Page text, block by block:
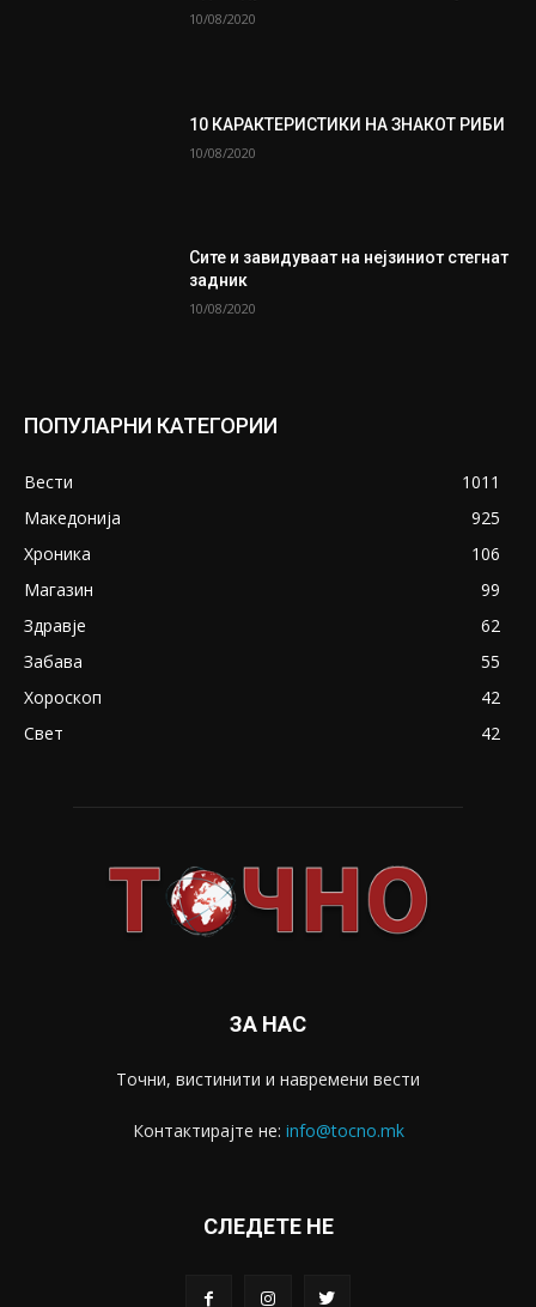
10/08/2020
10 КАРАКТЕРИСТИКИ НА ЗНАКОТ РИБИ
10/08/2020
Сите и завидуваат на нејзиниот стегнат
задник
10/08/2020
ПОПУЛАРНИ КАТЕГОРИИ
Вести
1011
Македонија
925
Хроника
106
Магазин
99
Здравје
62
Забава
55
Хороскоп
42
Свет
42
ЗА НАС
Точни, вистинити и навремени вести
Контактирајте не: info@tocno.mk
СЛЕДЕТЕ НЕ